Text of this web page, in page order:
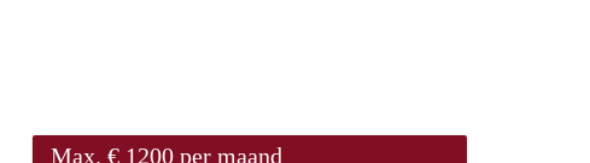
Max. € 1200 per maand